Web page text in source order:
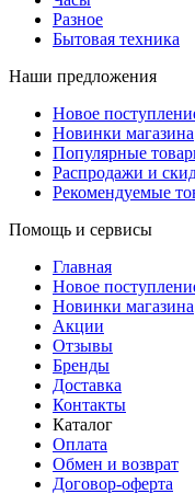
Разное
Бытовая техника
Наши предложения
Новое
Новинки магазина
Популярные
Распродажи и
Рекомендуемые
Помощь и сервисы
Главная
Новое
Новинки магазина
Акции
Отзывы
Бренды
Доставка
Контакты
Каталог
Оплата
Обмен и возврат
Договор-оферта